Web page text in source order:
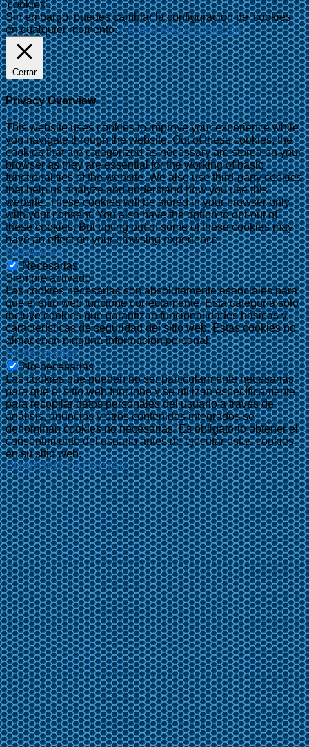
'cookies'.
Sin embargo, puedes cambiar la configuración de 'cookies'
en cualquier momento.Aceptar Más información
Cerrar
Privacy Overview
This website uses cookies to improve your experience while
you navigate through the website. Out of these cookies, the
cookies that are categorized as necessary are stored on your
browser as they are essential for the working of basic
functionalities of the website. We also use third-party cookies
that help us analyze and understand how you use this
website. These cookies will be stored in your browser only
with your consent. You also have the option to opt-out of
these cookies. But opting out of some of these cookies may
have an effect on your browsing experience.
Necesarias
Necesarias
Siempre activado
Las cookies necesarias son absolutamente esenciales para
que el sitio web funcione correctamente. Esta categoría solo
incluye cookies que garantizan funcionalidades básicas y
características de seguridad del sitio web. Estas cookies no
almacenan ninguna información personal.
No-necesarias
No-necesarias
Las cookies que pueden no ser particularmente necesarias
para que el sitio web funcione y se utilizan específicamente
para recopilar datos personales del usuario a través de
análisis, anuncios y otros contenidos integrados se
denominan cookies no necesarias. Es obligatorio obtener el
consentimiento del usuario antes de ejecutar estas cookies
en su sitio web.
GUARDAR Y ACEPTAR